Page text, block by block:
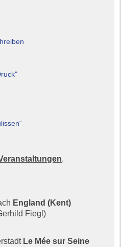
.
England (Kent)
Fiegl)
Le Mée sur Seine